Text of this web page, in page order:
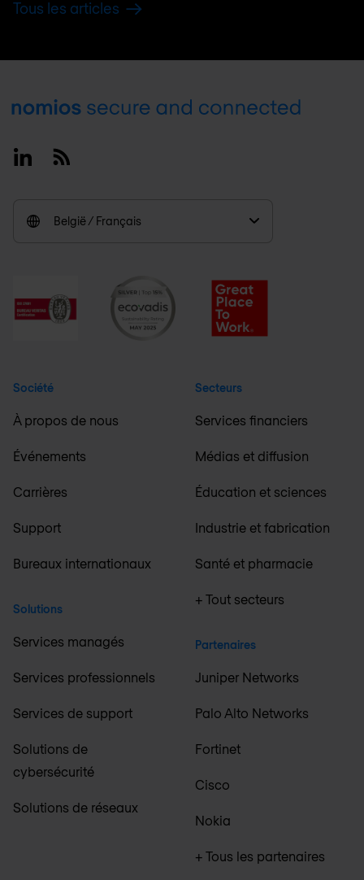
Tous les articles
Footer
LinkedinRSS
België / Français
Société
À propos de nous
Événements
Carrières
Support
Bureaux internationaux
Solutions
Services managés
Services professionnels
Services de support
Solutions de
cybersécurité
Solutions de réseaux
Secteurs
Services financiers
Médias et diffusion
Éducation et sciences
Industrie et fabrication
Santé et pharmacie
+ Tout secteurs
Partenaires
Juniper Networks
Palo Alto Networks
Fortinet
Cisco
Nokia
+ Tous les partenaires